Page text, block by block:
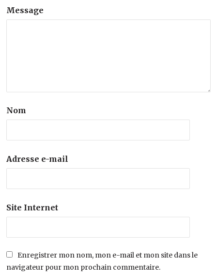
Message
Nom
Adresse e-mail
Site Internet
Enregistrer mon nom, mon e-mail et mon site dans le
navigateur pour mon prochain commentaire.